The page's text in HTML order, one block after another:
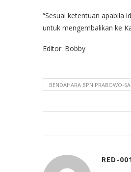
“Sesuai ketentuan apabila
untuk mengembalikan ke
Editor: Bobby
BENDAHARA BPN PRABOWO-
RED-